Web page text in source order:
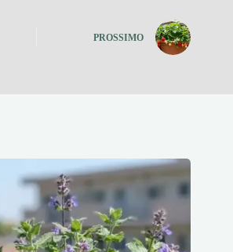
PROSSIMO